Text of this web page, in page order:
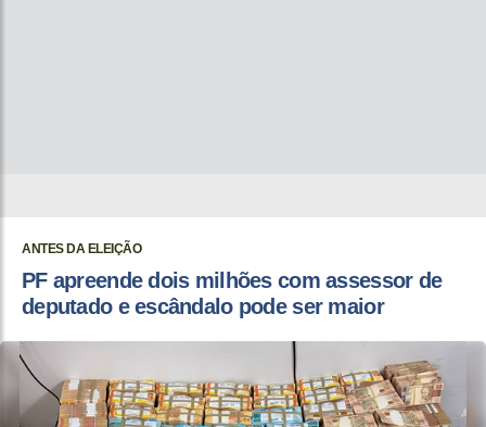
ANTES DA ELEIÇÃO
PF apreende dois milhões com assessor de
deputado e escândalo pode ser maior